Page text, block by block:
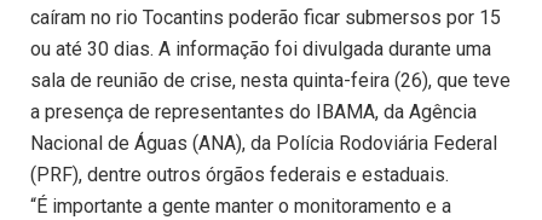
caíram no rio Tocantins poderão ficar submersos por 15
ou até 30 dias. A informação foi divulgada durante uma
sala de reunião de crise, nesta quinta-feira (26), que teve
a presença de representantes do IBAMA, da Agência
Nacional de Águas (ANA), da Polícia Rodoviária Federal
(PRF), dentre outros órgãos federais e estaduais.
“É importante a gente manter o monitoramento e a